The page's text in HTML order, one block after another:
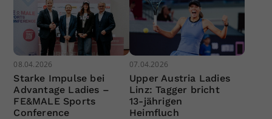
08.04.2026
Starke Impulse bei
Advantage Ladies –
FE&MALE Sports
Conference
07.04.2026
Upper Austria Ladies
Linz: Tagger bricht
13-jährigen
Heimfluch